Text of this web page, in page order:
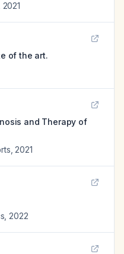
2021
of the art.
and Therapy of
2021
2022